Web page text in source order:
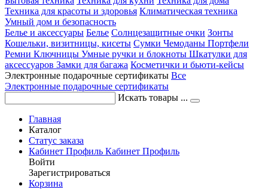
Техника для красоты и здоровья Климатическая техника
Умный дом и безопасность
Белье и аксессуары Белье Солнцезащитные очки Зонты
Кошельки, визитницы, кисеты Сумки Чемоданы Портфели
Ремни Ключницы Умные ручки и блокноты Шкатулки для
аксессуаров Замки для багажа Косметички и бьюти-кейсы
Электронные подарочные сертификаты Все
Электронные подарочные сертификаты
Искать товары ...
Главная
Каталог
Статус заказа
Кабинет Профиль Кабинет Профиль
Войти
Зарегистрироваться
Корзина